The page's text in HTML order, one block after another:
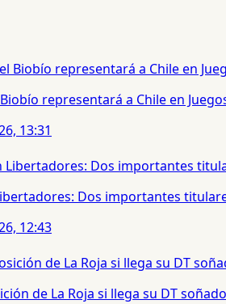
representará a Chile en
13:31
Dos importantes
12:43
de La Roja si llega su DT soñado